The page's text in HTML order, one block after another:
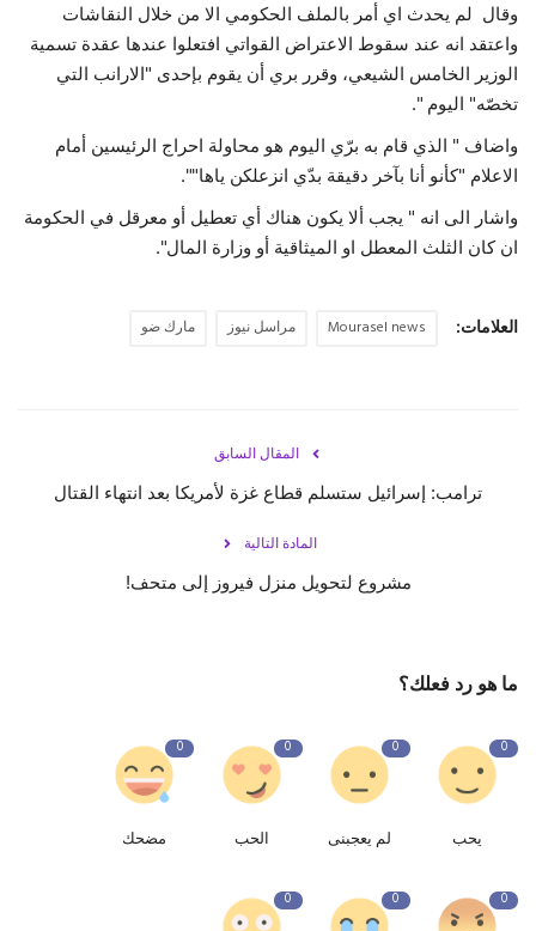
وقال لم يحدث اي أمر بالملف الحكومي الا من خلال النقاشات
واعتقد انه عند سقوط الاعتراض القواتي افتعلوا عندها عقدة تسمية
الوزير الخامس الشيعي، وقرر بري أن يقوم بإحدى "الارانب التي
تخصّه" اليوم ".
واضاف " الذي قام به برّي اليوم هو محاولة احراج الرئيسين أمام
الاعلام "كأنو أنا بآخر دقيقة بدّي انزعلكن ياها"".
واشار الى انه " يجب ألا يكون هناك أي تعطيل أو معرقل في الحكومة
ان كان الثلث المعطل او الميثاقية أو وزارة المال".
العلامات: Mourasel news مراسل نيوز مارك ضو
المقال السابق
ترامب: إسرائيل ستسلم قطاع غزة لأمريكا بعد انتهاء القتال
المادة التالية
مشروع لتحويل منزل فيروز إلى متحف!
ما هو رد فعلك؟
0
يحب
0
لم يعجبنى
0
الحب
0
مضحك
0
0
0